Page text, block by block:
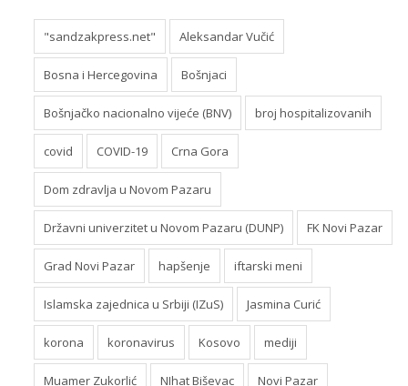
"sandzakpress.net" Aleksandar Vučić
Bosna i Hercegovina Bošnjaci
Bošnjačko nacionalno vijeće (BNV) broj hospitalizovanih
covid COVID-19 Crna Gora
Dom zdravlja u Novom Pazaru
Državni univerzitet u Novom Pazaru (DUNP) FK Novi Pazar
Grad Novi Pazar hapšenje iftarski meni
Islamska zajednica u Srbiji (IZuS) Jasmina Curić
korona koronavirus Kosovo mediji
Muamer Zukorlić NIhat Biševac Novi Pazar